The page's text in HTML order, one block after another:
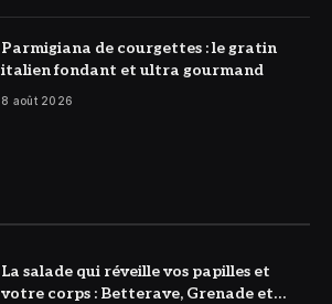
Parmigiana de courgettes : le gratin
italien fondant et ultra gourmand
8 août 2026
La salade qui réveille vos papilles et
votre corps : Betterave, Grenade et